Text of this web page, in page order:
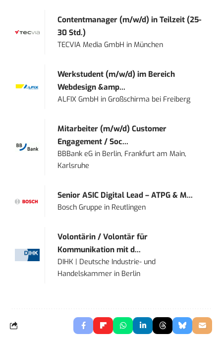
Contentmanager (m/w/d) in Teilzeit (25-
30 Std.)
TECVIA Media GmbH inMünchen
Werkstudent (m/w/d) im Bereich
Webdesign &amp...
ALFIX GmbH inGroßschirma bei Freiberg
Mitarbeiter (m/w/d) Customer
Engagement / Soc...
BBBank eG in Berlin, Frankfurt am Main,
Karlsruhe
Senior ASIC Digital Lead – ATPG & M...
Bosch Gruppe in Reutlingen
Volontärin / Volontär für
Kommunikation mit d...
DIHK | Deutsche Industrie- und
Handelskammer in Berlin